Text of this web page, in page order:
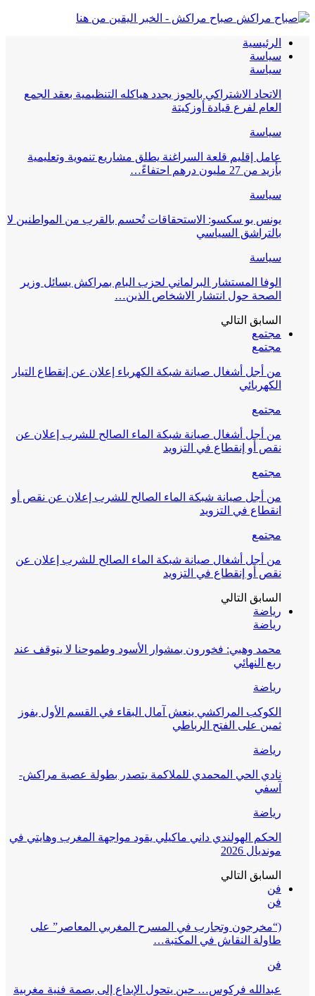
صباح مراكش - الخبر اليقين من هنا
الرئيسية
سياسة
سياسة
الاتحاد الاشتراكي بالحوز يجدد هياكله التنظيمية بعقد الجمع
العام لفرع قيادة أوزكيتة
سياسة
عامل إقليم قلعة السراغنة يطلق مشاريع تنموية وتعليمية
بأزيد من 27 مليون درهم احتفاءً…
سياسة
يونس بو سكسو: الاستحقاقات تُحسم بالقرب من المواطنين لا
بالتراشق السياسي
سياسة
الوفا المستشار البرلماني لحزب البام بمراكش يسائل وزير
الصحة حول انتشار الاشخاص الذين…
السابق التالي
مجتمع
مجتمع
من أجل أشغال صيانة شبكة الكهرباء إعلان عن إنقطاع التيار
الكهربائي
مجتمع
من أجل أشغال صيانة شبكة الماء الصالح للشرب إعلان عن
نقص أو إنقطاع في التزويد
مجتمع
من أجل صيانة شبكة الماء الصالح للشرب إعلان عن نقص أو
انقطاع في التزويد
مجتمع
من أجل أشغال صيانة شبكة الماء الصالح للشرب إعلان عن
نقص أو إنقطاع في التزويد
السابق التالي
رياضة
رياضة
محمد وهبي: فخورون بمشوار الأسود وطموحنا لا يتوقف عند
ربع النهائي
رياضة
الكوكب المراكشي ينعش آمال البقاء في القسم الأول بفوز
ثمين على الفتح الرباطي
رياضة
نادي الحي المحمدي للملاكمة يتصدر بطولة عصبة مراكش-
آسفي
رياضة
الحكم الهولندي داني ماكيلي يقود مواجهة المغرب وهايتي في
مونديال 2026
السابق التالي
فن
فن
(“مخرجون وتجارب في المسرح المغربي المعاصر” على
طاولة النقاش في المكتبة…
فن
عبدالله فركوس… حين يتحول الإبداع إلى بصمة فنية مغربية